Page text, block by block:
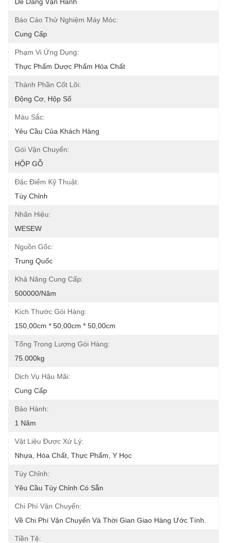
Báo Cáo Thử Nghiệm Máy Móc:
Cung Cấp
Phạm Vi Ứng Dụng:
Thực Phẩm Dược Phẩm Hóa Chất
Thành Phần Cốt Lõi:
Động Cơ, Hộp Số
Màu Sắc:
Yêu Cầu Của Khách Hàng
Gói Vận Chuyển:
HỘP GỖ
Đặc Điểm Kỹ Thuật:
Tùy Chỉnh
Nhãn Hiệu:
WESEW
Nguồn Gốc:
Trung Quốc
Khả Năng Cung Cấp:
500000/năm
Kích Thước Gói Hàng:
150,00cm * 50,00cm * 50,00cm
Tổng Trọng Lượng Gói Hàng:
75.000kg
Dịch Vụ Hậu Mãi:
Cung Cấp
Bảo Hành:
1 Năm
Vật Liệu Được Xử Lý:
Nhựa, Hóa Chất, Thực Phẩm, Y Học
Tùy Chỉnh:
Yêu Cầu Tùy Chỉnh Có Sẵn
Chi Phí Vận Chuyển:
Về Chi Phí Vận Chuyển Và Thời Gian Giao Hàng Ước Tính.
Tiền Tệ: